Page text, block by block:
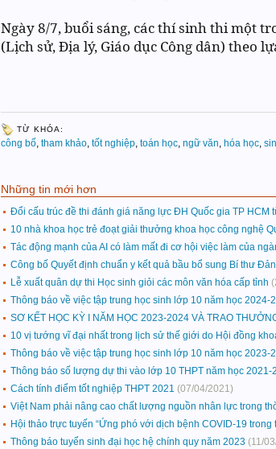
Ngày 8/7, buổi sáng, các thí sinh thi một
(Lịch sử, Địa lý, Giáo dục Công dân) theo
TỪ KHÓA:
công bố, tham khảo, tốt nghiệp, toán học, ngữ văn, hóa học,
Những tin mới hơn
Đổi cấu trúc đề thi đánh giá năng lực ĐH Quốc gia TP HCM
10 nhà khoa học trẻ đoạt giải thưởng khoa học công nghệ
Tác động mạnh của AI có làm mất đi cơ hội việc làm của
Công bố Quyết định chuẩn y kết quả bầu bổ sung Bí thư
Lễ xuất quân dự thi Học sinh giỏi các môn văn hóa cấp tỉnh
Thông báo về việc tập trung học sinh lớp 10 năm học 2024-
SƠ KẾT HỌC KỲ I NĂM HỌC 2023-2024 VÀ TRAO
10 vị tướng vĩ đại nhất trong lịch sử thế giới do Hội đồng
Thông báo về việc tập trung học sinh lớp 10 năm học 2023-
Thông báo số lượng dự thi vào lớp 10 THPT năm học 2021-
Cách tính điểm tốt nghiệp THPT 2021 (07/04/2021)
Việt Nam phải nâng cao chất lượng nguồn nhân lực trong
Hội thảo trực tuyến “Ứng phó với dịch bệnh COVID-19
Thông báo tuyển sinh đại học hệ chính quy năm 2023 (11/